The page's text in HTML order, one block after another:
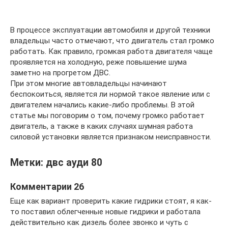
В процессе эксплуатации автомобиля и другой техники
владельцы часто отмечают, что двигатель стал громко
работать. Как правило, громкая работа двигателя чаще
проявляется на холодную, реже повышение шума
заметно на прогретом ДВС.
При этом многие автовладельцы начинают
беспокоиться, является ли нормой такое явление или с
двигателем начались какие-либо проблемы. В этой
статье мы поговорим о том, почему громко работает
двигатель, а также в каких случаях шумная работа
силовой установки является признаком неисправности.
Метки: двс ауди 80
Комментарии 26
Еще как вариант проверить какие гидрики стоят, я как-
то поставил облегченные новые гидрики и работала
действительно как дизель более звонко и чуть с